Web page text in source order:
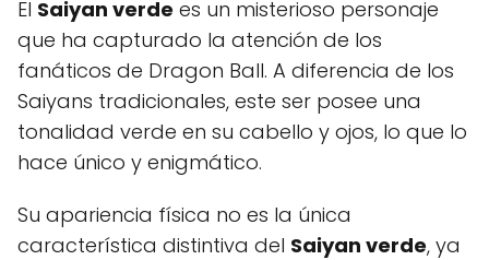
El Saiyan verde es un misterioso personaje
que ha capturado la atención de los
fanáticos de Dragon Ball. A diferencia de los
Saiyans tradicionales, este ser posee una
tonalidad verde en su cabello y ojos, lo que lo
hace único y enigmático.
Su apariencia física no es la única
característica distintiva del Saiyan verde, ya